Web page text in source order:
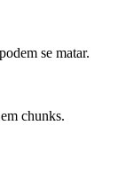
se matar.
chunks.